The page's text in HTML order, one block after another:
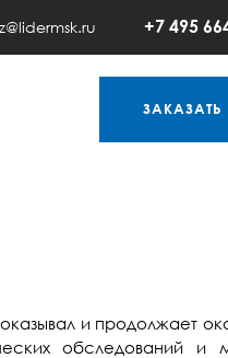
+7 495
ЗАКАЗАТЬ
и продолжает
обследований и